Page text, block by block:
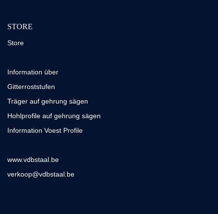
STORE
Store
Information über
Gitterroststufen
Träger auf gehrung sägen
Hohlprofile auf gehrung sägen
Information Voest Profile
www.vdbstaal.be
verkoop@vdbstaal.be